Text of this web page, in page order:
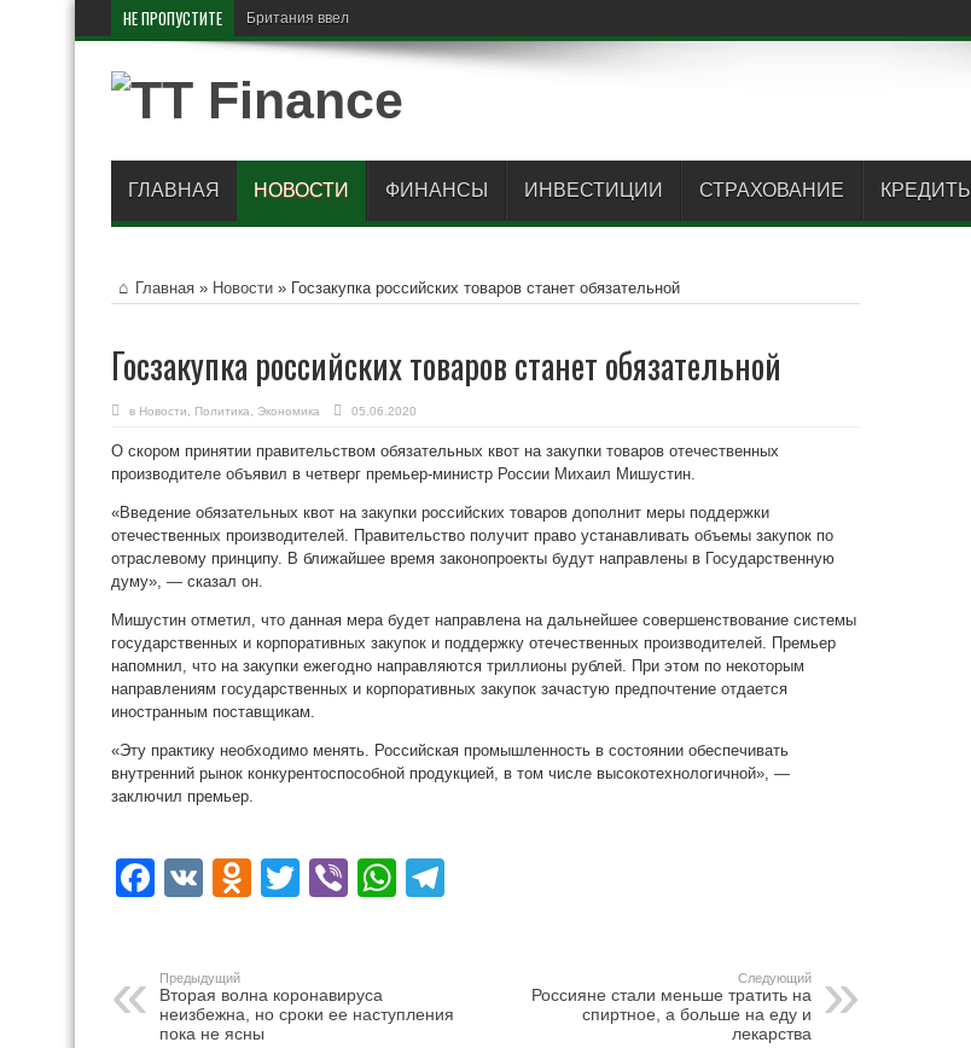
НЕ ПРОПУСТИТЕ Британия ввела санкции про
ГЛАВНАЯ НОВОСТИ ФИНАНСЫ ИНВЕСТИЦИИ СТРАХОВАНИЕ КРЕДИТЫ
Главная » Новости » Госзакупка российских товаров станет обязательной
Госзакупка российских товаров станет обязательной
в Новости Политика Экономика 05.06.2020
О скором принятии правительством обязательных квот на закупки товаров отечественных
производителе объявил в четверг премьер-министр России Михаил Мишустин.
«Введение обязательных квот на закупки российских товаров дополнит меры поддержки
отечественных производителей. Правительство получит право устанавливать объемы закупок по
отраслевому принципу. В ближайшее время законопроекты будут направлены в Государственную
думу», — сказал он.
Мишустин отметил, что данная мера будет направлена на дальнейшее совершенствование системы
государственных и корпоративных закупок и поддержку отечественных производителей. Премьер
напомнил, что на закупки ежегодно направляются триллионы рублей. При этом по некоторым
направлениям государственных и корпоративных закупок зачастую предпочтение отдается
иностранным поставщикам.
«Эту практику необходимо менять. Российская промышленность в состоянии обеспечивать
внутренний рынок конкурентоспособной продукцией, в том числе высокотехнологичной», —
заключил премьер.
Facebook
VK Odnoklassniki
Twitter
ViberWhatsApp
Предыдущий
Вторая волна коронавируса
неизбежна, но сроки ее наступления
пока не ясны
Следующий
Россияне стали меньше тратить на
спиртное, а больше на еду и
лекарства